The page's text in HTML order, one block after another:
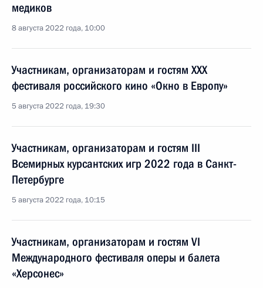
медиков
8 августа 2022 года, 10:00
Участникам, организаторам и гостям XXX
фестиваля российского кино «Окно в Европу»
5 августа 2022 года, 19:30
Участникам, организаторам и гостям III
Всемирных курсантских игр 2022 года в Санкт-
Петербурге
5 августа 2022 года, 10:15
Участникам, организаторам и гостям VI
Международного фестиваля оперы и балета
«Херсонес»